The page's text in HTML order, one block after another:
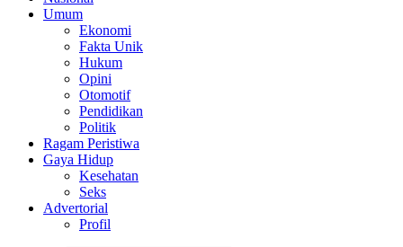
Umum
Ekonomi
Fakta Unik
Hukum
Opini
Otomotif
Pendidikan
Politik
Ragam Peristiwa
Gaya Hidup
Kesehatan
Seks
Advertorial
Profil